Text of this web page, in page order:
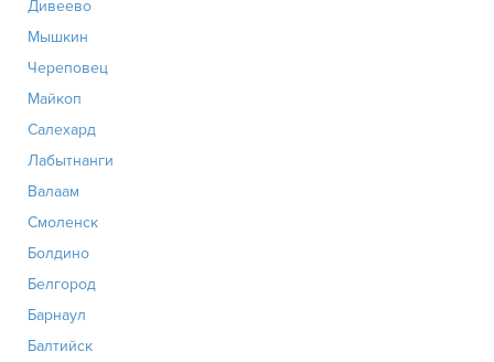
Дивеево
Мышкин
Череповец
Майкоп
Салехард
Лабытнанги
Валаам
Смоленск
Болдино
Белгород
Барнаул
Балтийск